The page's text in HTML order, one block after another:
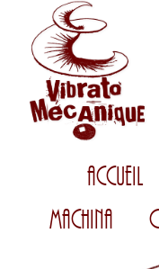
Accueil
Machina